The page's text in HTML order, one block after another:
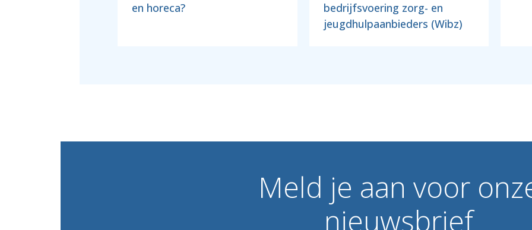
en horeca?
bedrijfsvoering zorg- en
jeugdhulpaanbieders (Wibz)
Meld je aan voor
nieuwsbrief